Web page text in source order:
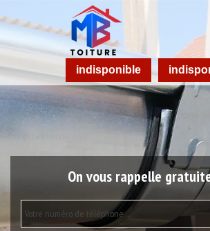
indisponible
On vous rappelle